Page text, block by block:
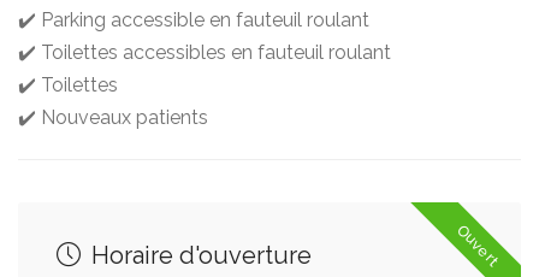
✔️ Parking accessible en fauteuil roulant
✔️ Toilettes accessibles en fauteuil roulant
✔️ Toilettes
✔️ Nouveaux patients
Ouvert
Horaire d'ouverture